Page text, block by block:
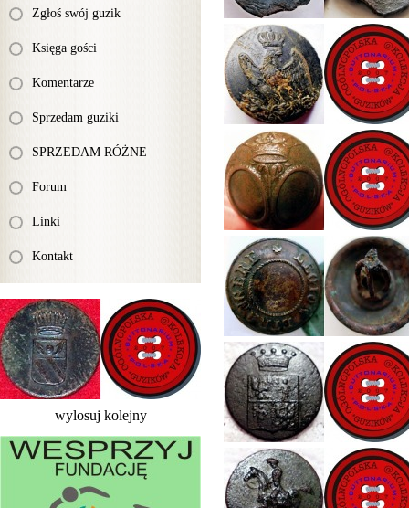
Zgłoś swój guzik
Księga gości
Komentarze
Sprzedam guziki
SPRZEDAM RÓŻNE
Forum
Linki
Kontakt
wylosuj kolejny